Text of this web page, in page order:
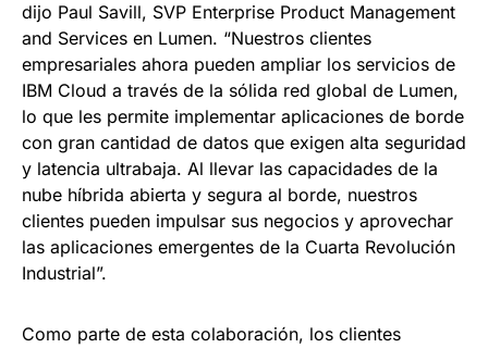
dijo Paul Savill, SVP Enterprise Product Management
and Services en Lumen. “Nuestros clientes
empresariales ahora pueden ampliar los servicios de
IBM Cloud a través de la sólida red global de Lumen,
lo que les permite implementar aplicaciones de borde
con gran cantidad de datos que exigen alta seguridad
y latencia ultrabaja. Al llevar las capacidades de la
nube híbrida abierta y segura al borde, nuestros
clientes pueden impulsar sus negocios y aprovechar
las aplicaciones emergentes de la Cuarta Revolución
Industrial”.
Como parte de esta colaboración, los clientes